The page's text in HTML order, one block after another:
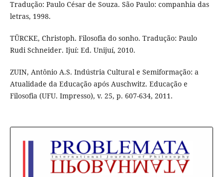
Tradução: Paulo César de Souza. São Paulo: companhia das
letras, 1998.
TÜRCKE, Christoph. Filosofia do sonho. Tradução: Paulo
Rudi Schneider. Ijuí: Ed. Unijuí, 2010.
ZUIN, Antônio A.S. Indústria Cultural e Semiformação: a
Atualidade da Educação após Auschwitz. Educação e
Filosofia (UFU. Impresso), v. 25, p. 607-634, 2011.